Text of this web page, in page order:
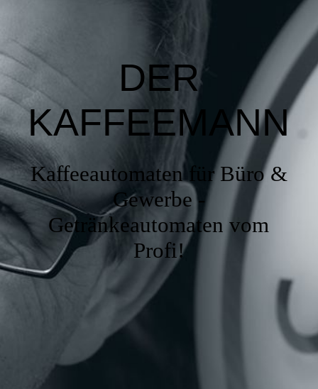
DER
KAFFEEMANN
Kaffeeautomaten für Büro &
Gewerbe -
Getränkeautomaten vom
Profi!